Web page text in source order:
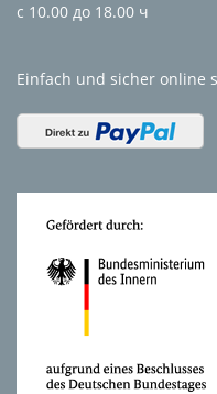
с 10.00 до 18.00 ч
Einfach und sicher online